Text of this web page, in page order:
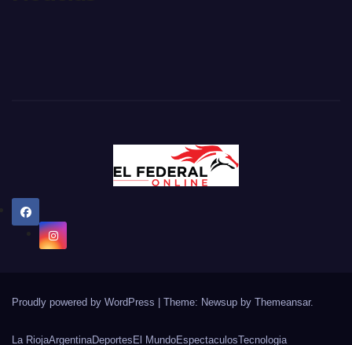
Proudly powered by WordPress Theme: Newsup by Themeansar.
La RiojaArgentinaDeportes El MundoEspectaculosTecnologia